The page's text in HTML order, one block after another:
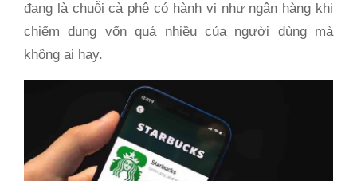
đang là chuỗi cà phê có hành vi như ngân hàng khi
chiếm dụng vốn quá nhiều của người dùng mà
không ai hay.